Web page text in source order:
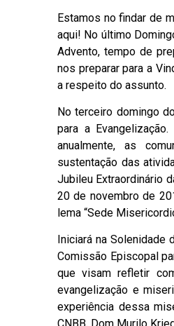
Estamos no findar de
aqui! No último
Advento, tempo de
nos preparar para a
a respeito do assunto.
No terceiro domingo
para a
anualmente, as
sustentação das
Jubileu Extraordinário
20 de novembro de
lema “Sede
Iniciará na
Comissão Episcopal
que visam refletir
evangelização e
experiência dessa